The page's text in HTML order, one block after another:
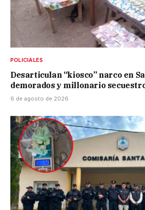
POLICIALES
Desarticulan “kiosco” narco en
demorados y millonario
6 de agosto de 2026